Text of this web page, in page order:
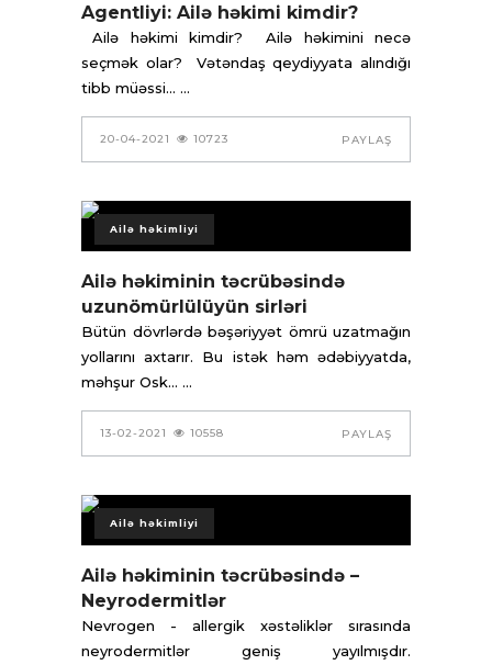
Agentliyi: Ailə həkimi kimdir?
Ailə həkimi kimdir? Ailə həkimini necə
seçmək olar? Vətəndaş qeydiyyata alındığı
tibb müəssi...
20-04-2021 10723 PAYLAŞ
Ailə həkimliyi
Ailə həkiminin təcrübəsində
uzunömürlülüyün sirləri
Bütün dövrlərdə bəşəriyyət ömrü uzatmağın
yollarını axtarır. Bu istək həm ədəbiyyatda,
məhşur Osk...
13-02-2021 10558 PAYLAŞ
Ailə həkimliyi
Ailə həkiminin təcrübəsində –
Neyrodermitlər
Nevrogen - allergik xəstəliklər sırasında
neyrodermitlər geniş yayılmışdır.